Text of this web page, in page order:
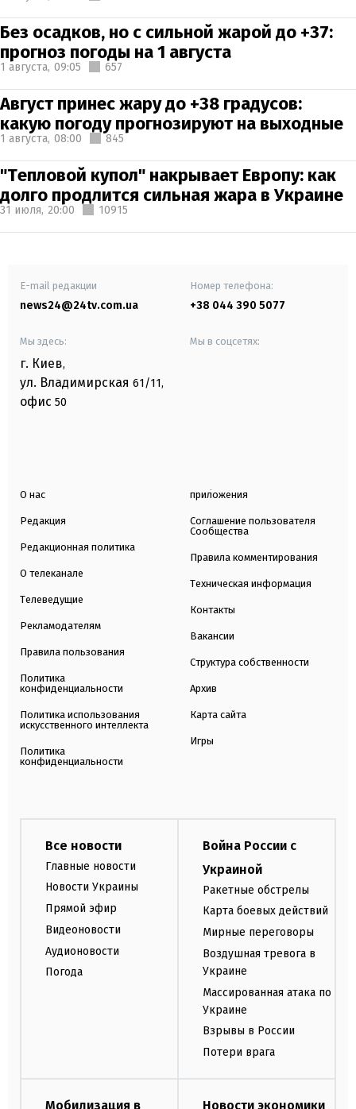
Без осадков, но с сильной жарой до +37:
прогноз погоды на 1 августа
1 августа, 09:05 657
Август принес жару до +38 градусов:
какую погоду прогнозируют на выходные
1 августа, 08:00 845
"Тепловой купол" накрывает Европу: как
долго продлится сильная жара в Украине
31 июля, 20:00 10915
E-mail редакции
news24@24tv.com.ua
Номер телефона:
+38 044 390 5077
Мы здесь:
г. Киев,
ул. Владимирская 61/11,
офис 50
Мы в соцсетях:
О нас
Редакция
Редакционная политика
О телеканале
Телеведущие
Рекламодателям
Правила пользования
Политика
конфиденциальности
Политика использования
искусственного интеллекта
Политика
конфиденциальности
приложения
Соглашение пользователя
Сообщества
Правила комментирования
Техническая информация
Контакты
Вакансии
Структура собственности
Архив
Карта сайта
Игры
Все новости
Главные новости
Новости Украины
Прямой эфир
Видеоновости
Аудионовости
Погода
Война России с
Украиной
Ракетные обстрелы
Карта боевых действий
Мирные переговоры
Воздушная тревога в
Украине
Массированная атака по
Украине
Взрывы в России
Потери врага
Мобилизация в
Новости экономики